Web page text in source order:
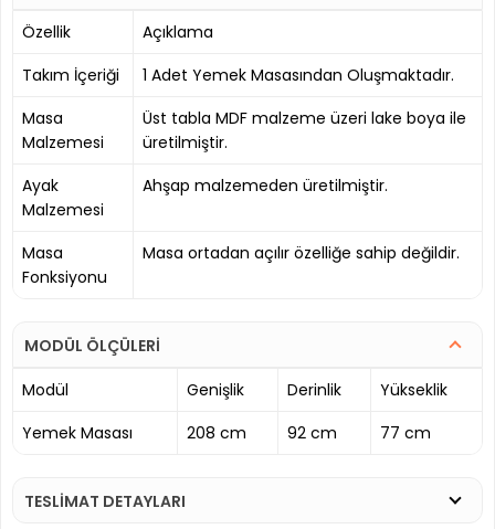
Özellik
Açıklama
Takım İçeriği
1 Adet Yemek Masasından Oluşmaktadır.
Masa
Malzemesi
Üst tabla MDF malzeme üzeri lake boya ile
üretilmiştir.
Ayak
Malzemesi
Ahşap malzemeden üretilmiştir.
Masa
Fonksiyonu
Masa ortadan açılır özelliğe sahip değildir.
MODÜL ÖLÇÜLERİ
Modül
Genişlik Derinlik
Yükseklik
Yemek Masası
208 cm 92 cm 77 cm
TESLİMAT DETAYLARI